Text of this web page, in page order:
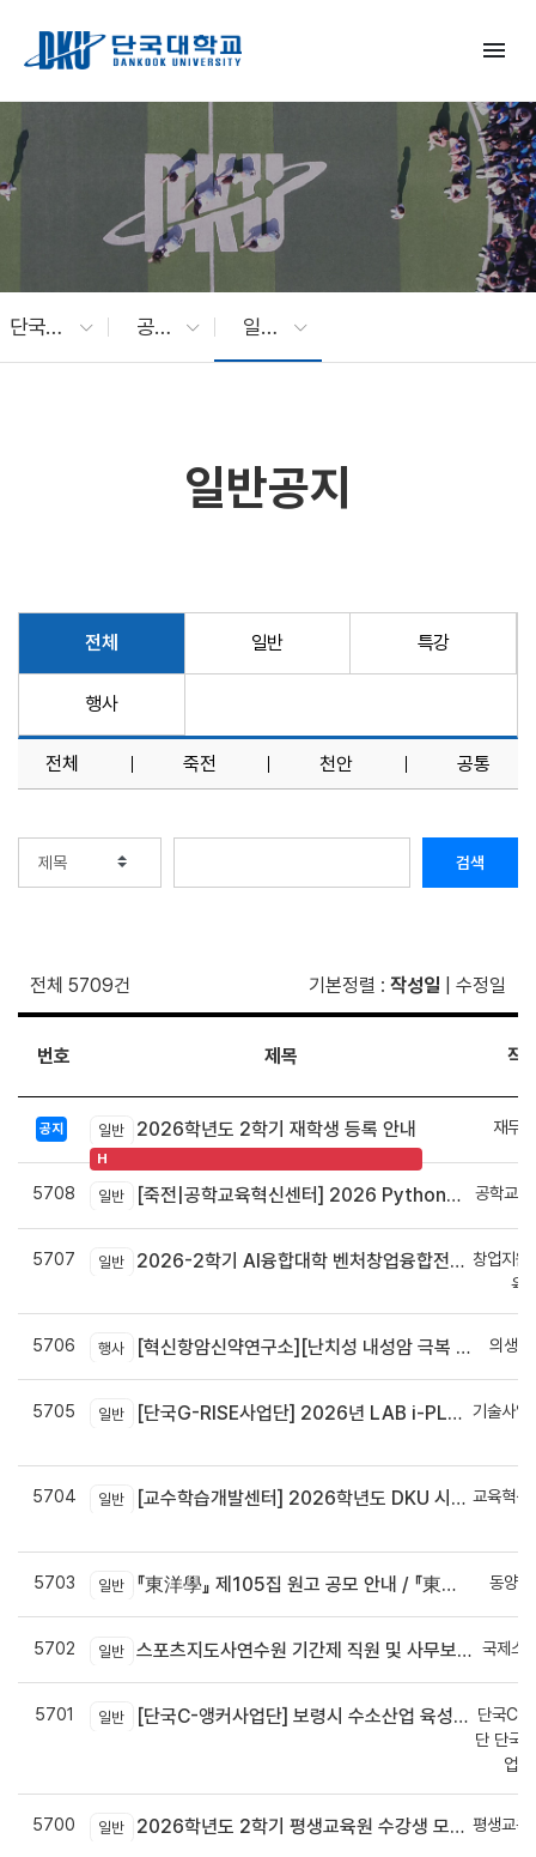
menu
단국대 소식 공지사항 일반공지
일반공지
전체 일반 특강
행사
전체 죽전 천안 공통
검색
전체 5709건 기본정렬 : 작성일 수정일
번호 제목 작
공지 일반 2026학년도 2학기 재학생 등록 안내
H
재무
5708 일반 [죽전|공학교육혁신센터] 2026 Python으로 구현하는 AI 영상인식과 로봇팔 제어 프로그램 신청 안내 공학교
5707 일반 2026-2학기 AI융합대학 벤처창업융합전공 안내
창업지원
육
5706 행사 [혁신항암신약연구소][난치성 내성암 극복 차세대 신약개발 글로벌 사업단] 심포지엄 8월 24일 ~ 25일 의생
5705 일반 [단국G-RISE사업단] 2026년 LAB i-PLUG 프로그램 과제 공고(~10.9.(금)까지)
기술사업
5704 일반 [교수학습개발센터] 2026학년도 DKU 시그니처 교수법 적용 교과목 개발 신청 안내
교육혁신
5703 일반 『東洋學』 제105집 원고 공모 안내 / 『東洋學』第105輯征稿启事 / Call for Papers : The Oriental Studies, the 105th Issue 동양
5702 일반 스포츠지도사연수원 기간제 직원 및 사무보조원 채용 공고 국제스
5701 일반 [단국C-앵커사업단] 보령시 수소산업 육성을 위한 기업 지원사업 모집공고
단국C-
단 단국
업
5700 일반 2026학년도 2학기 평생교육원 수강생 모집안내 평생교육